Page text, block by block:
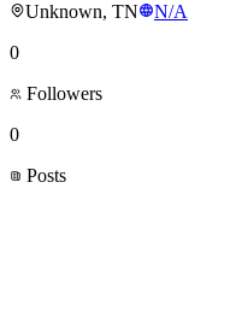
Unknown, TN
N/A
0
Followers
0
Posts